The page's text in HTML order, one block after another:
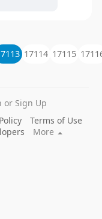
17114 17115
or Sign Up
Terms of Use
More